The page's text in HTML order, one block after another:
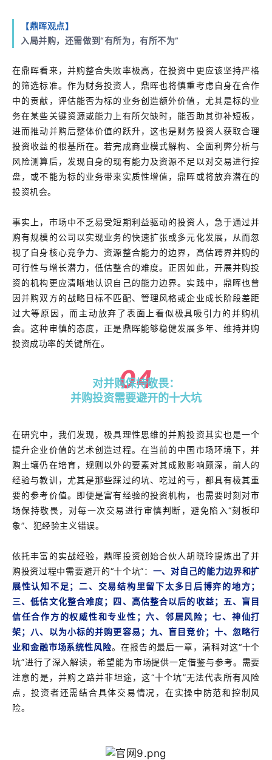
【鼎晖观点】
入局并购，还需做到“有所为，有所不为”
在鼎晖看来，并购整合失败率极高，在投资中更应该坚持严格
的筛选标准。作为财务投资人，鼎晖也将慎重考虑自身在合作
中的贡献，评估能否为标的业务创造额外价值，尤其是标的业
务在某些关键资源或能力上有所欠缺时，能否助其弥补短板，
进而推动并购后整体价值的跃升，这也是财务投资人获取合理
投资收益的根基所在。若完成商业模式解构、全面利弊分析与
风险测算后，发现自身的现有能力及资源不足以对交易进行控
盘，或不能为标的业务带来实质性增值，鼎晖或将放弃潜在的
投资机会。
事实上，市场中不乏易受短期利益驱动的投资人，急于通过并
购有规模的公司以实现业务的快速扩张或多元化发展，从而忽
视了自身核心竞争力、资源整合能力的边界，高估跨界并购的
可行性与增长潜力，低估整合的难度。正因如此，开展并购投
资的机构更应清晰地认识自己的能力边界。实践中，鼎晖也曾
因并购双方的战略目标不匹配、管理风格或企业成长阶段差距
过大等原因，而主动放弃了表面上看似极具吸引力的并购机
会。这种审慎的态度，正是鼎晖能够稳健发展多年、维持并购
投资成功率的关键所在。
04
对并购保持敬畏：
并购投资需要避开的十大坑
在研究中，我们发现，极具理性思维的并购投资其实也是一个
提升企业价值的艺术创造过程。在当前的中国市场环境下，并
购土壤仍在培育，规则以外的要素对其成败影响颇深，前人的
经验与教训，尤其是那些踩过的坑、吃过的亏，都具有极其重
要的参考价值。即便是富有经验的投资机构，也需要时刻对市
场保持敬畏，对每一次交易进行审慎判断，避免陷入“刻板印
象”、犯经验主义错误。
依托丰富的实战经验，鼎晖投资创始合伙人胡晓玲提炼出了并
购投资过程中需要避开的“十个坑”： 一、对自己的能力边界和扩
展性认知不足；二、交易结构里留下太多日后博弈的地方；
三、低估文化整合难度；四、高估整合以后的收益；五、盲目
信任合作方的权威性和专业性；六、邻居风险；七、神仙打
架；八、以为小标的并购更容易；九、盲目竞价；十、忽略行
业和金融市场系统性风险。在报告的最后一章，清科对这“十个
坑”进行了深入解读，希望能为市场提供一定借鉴与参考。需要
注意的是，并购之路并非坦途，这“十个坑”无法代表所有风险
点，投资者还需结合具体交易情况，在实操中防范和控制风
险。